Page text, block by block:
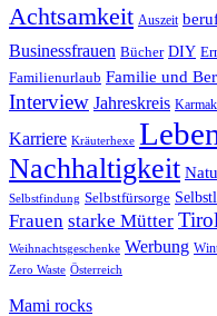
Achtsamkeit Auszeit
Businessfrauen Bücher DIY
Familienurlaub Familie und
Interview Jahreskreis
Karriere Kräuterhexe
Nachhaltigkeit
Selbstfindung Selbstfürsorge
Frauen starke Mütter Tirol
Weihnachtsgeschenke Werbung
Zero Waste Österreich
Mami rocks